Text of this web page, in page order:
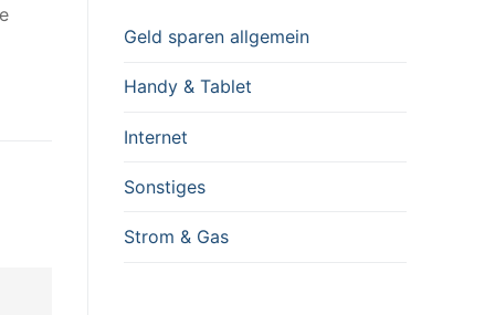
Geld sparen allgemein
Handy & Tablet
Internet
Sonstiges
Strom & Gas